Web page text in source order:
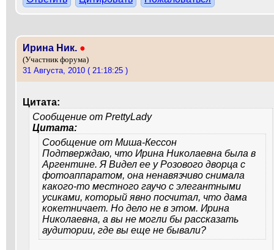
Ирина Ник. ●
(Участник форума)
31 Августа, 2010 ( 21:18:25 )
Цитата:
Сообщение от PrettyLady
Цитата:
Сообщение от Миша-Кессон
Подтверждаю, что Ирина Николаевна была в
Аргентине. Я Видел ее у Розового дворца с
фотоаппаратом, она ненавязчиво снимала
какого-то местного гаучо с элегантными
усиками, который явно посчитал, что дама
кокетничает. Но дело не в этом. Ирина
Николаевна, а вы не могли бы рассказать
аудитории, где вы еще не бывали?